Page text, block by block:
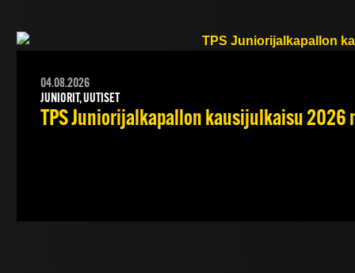
04.08.2026
JUNIORIT, UUTISET
TPS Juniorijalkapallon kausijulkaisu 2026